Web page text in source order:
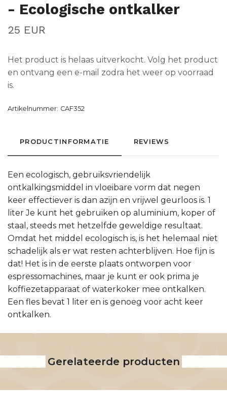
- Ecologische ontkalker
25 EUR
Het product is helaas uitverkocht. Volg het product
en ontvang een e-mail zodra het weer op voorraad
is.
Artikelnummer: CAF352
PRODUCTINFORMATIE REVIEWS
Een ecologisch, gebruiksvriendelijk
ontkalkingsmiddel in vloeibare vorm dat negen
keer effectiever is dan azijn en vrijwel geurloos is. 1
liter Je kunt het gebruiken op aluminium, koper of
staal, steeds met hetzelfde geweldige resultaat.
Omdat het middel ecologisch is, is het helemaal niet
schadelijk als er wat resten achterblijven. Hoe fijn is
dat! Het is in de eerste plaats ontworpen voor
espressomachines, maar je kunt er ook prima je
koffiezetapparaat of waterkoker mee ontkalken.
Een fles bevat 1 liter en is genoeg voor acht keer
ontkalken.
Gerelateerde producten